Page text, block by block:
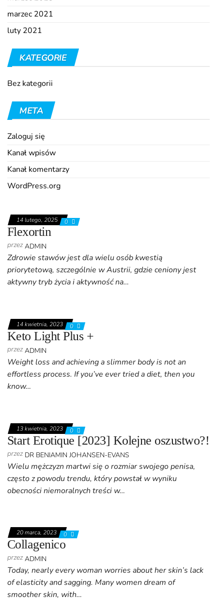
marzec 2021
luty 2021
KATEGORIE
Bez kategorii
META
Zaloguj się
Kanał wpisów
Kanał komentarzy
WordPress.org
14 lutego, 2025 0
Flexortin
przez ADMIN
Zdrowie stawów jest dla wielu osób kwestią
priorytetową, szczególnie w Austrii, gdzie ceniony jest
aktywny tryb życia i aktywność na…
14 kwietnia, 2023 0
Keto Light Plus +
przez ADMIN
Weight loss and achieving a slimmer body is not an
effortless process. If you’ve ever tried a diet, then you
know…
13 kwietnia, 2023 0
Start Erotique [2023] Kolejne oszustwo?!
przez DR BENIAMIN JOHANSEN-EVANS
Wielu mężczyzn martwi się o rozmiar swojego penisa,
często z powodu trendu, który powstał w wyniku
obecności niemoralnych treści w…
20 marca, 2023 0
Collagenico
przez ADMIN
Today, nearly every woman worries about her skin’s lack
of elasticity and sagging. Many women dream of
smoother skin, with…